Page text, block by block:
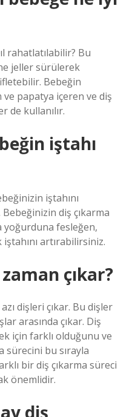
rahatlatılabilir? Bu
jeller sürülerek
Bebeğin
ve papatya içeren ve diş
de kullanılır.
iştahı
iştahını
Bebeğinizin diş çıkarma
yoğurduna fesleğen,
artırabilirsiniz.
çıkar?
dişleri çıkar. Bu dişler
arasında çıkar. Diş
için farklı olduğunu ve
sürecini bu sırayla
bir diş çıkarma süreci
önemlidir.
diş